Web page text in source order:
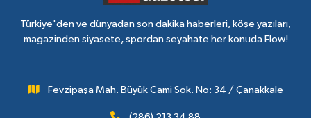
Türkiye'den ve dünyadan son dakika haberleri, köşe yazıları,
magazinden siyasete, spordan seyahate her konuda Flow!
Fevzipaşa Mah. Büyük Cami Sok. No: 34 / Çanakkale